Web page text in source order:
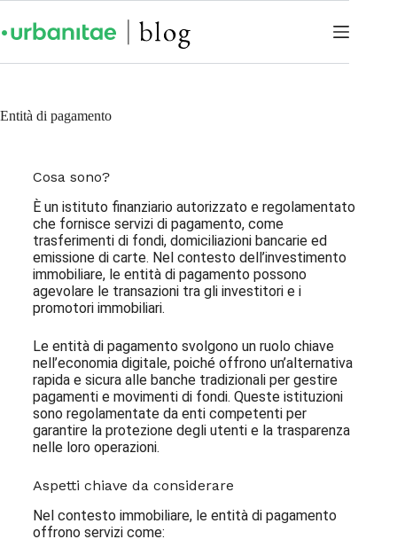
Entità di pagamento
Cosa sono?
È un istituto finanziario autorizzato e regolamentato
che fornisce servizi di pagamento, come
trasferimenti di fondi, domiciliazioni bancarie ed
emissione di carte. Nel contesto dell’investimento
immobiliare, le entità di pagamento possono
agevolare le transazioni tra gli investitori e i
promotori immobiliari.
Le entità di pagamento svolgono un ruolo chiave
nell’economia digitale, poiché offrono un’alternativa
rapida e sicura alle banche tradizionali per gestire
pagamenti e movimenti di fondi. Queste istituzioni
sono regolamentate da enti competenti per
garantire la protezione degli utenti e la trasparenza
nelle loro operazioni.
Aspetti chiave da considerare
Nel contesto immobiliare, le entità di pagamento
offrono servizi come: